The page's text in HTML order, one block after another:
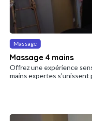
Massage
Massage 4 mains
Offrez une expérience
mains expertes